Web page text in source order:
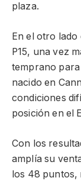
plaza.
En el otro lado
P15, una vez
temprano
nacido en
condiciones
posición en el
Con los
amplía su
los 48 puntos,